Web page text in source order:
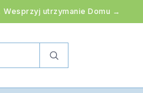
Wesprzyj utrzymanie Domu →